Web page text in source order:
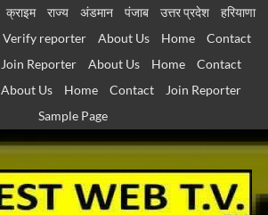
क्राइम राज्य अंडमान पंजाब उत्तर प्रदेश
हरियाणा
Verify reporter About Us Home
Contact
Join Reporter About Us Home
Contact
About Us Home Contact
Join Reporter
Sample Page